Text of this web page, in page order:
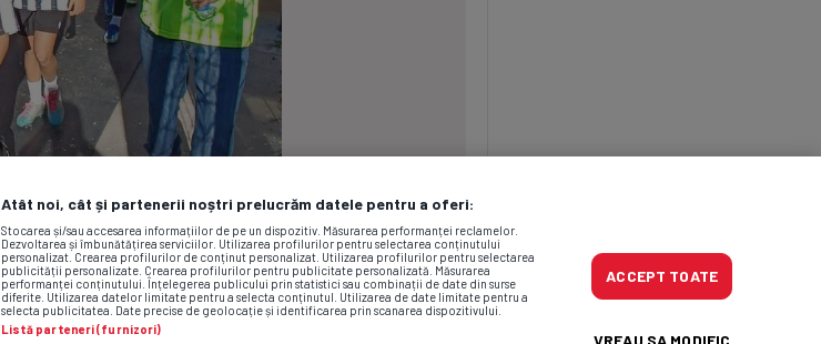
Atât noi, cât și partenerii noștri prelucrăm datele pentru a oferi:
Stocarea și/sau accesarea informațiilor de pe un dispozitiv. Măsurarea performanței reclamelor.
Dezvoltarea și îmbunătățirea serviciilor. Utilizarea profilurilor pentru selectarea conținutului
personalizat. Crearea profilurilor de conținut personalizat. Utilizarea profilurilor pentru selectarea
publicității personalizate. Crearea profilurilor pentru publicitate personalizată. Măsurarea
performanței conținutului. Înțelegerea publicului prin statistici sau combinații de date din surse
diferite. Utilizarea datelor limitate pentru a selecta conținutul. Utilizarea de date limitate pentru a
selecta publicitatea. Date precise de geolocație și identificarea prin scanarea dispozitivului.
Listă parteneri (furnizori)
ACCEPT TOATE
VREAU SA MODIFIC